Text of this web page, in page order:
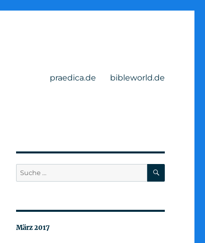
praedica.de bibleworld.de
Suche
nach:
SUCHEN
März 2017